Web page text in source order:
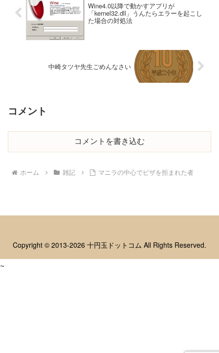
Wine4.0以降で動かすアプリが
「kernel32.dll」うんたらエラーを起こし
た場合の対処法
中崎タツヤ先生ごめんなさい
コメント
コメントを書き込む
ホーム 雑記 マニラの中心でピザを拒まれた者
Copyright © 2013-2026 十円玉ドットコム All Rights Reserved.
~